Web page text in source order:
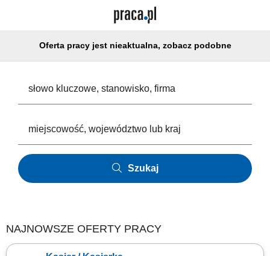
Oferta pracy jest nieaktualna, zobacz podobne
Szukaj
NAJNOWSZE OFERTY PRACY